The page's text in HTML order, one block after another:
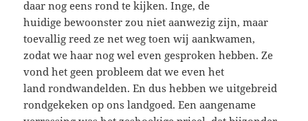
daar nog eens rond te kijken. Inge, de
huidige bewoonster zou niet aanwezig zijn, maar
toevallig reed ze net weg toen wij aankwamen,
zodat we haar nog wel even gesproken hebben. Ze
vond het geen probleem dat we even het
land rondwandelden. En dus hebben we uitgebreid
rondgekeken op ons landgoed. Een aangename